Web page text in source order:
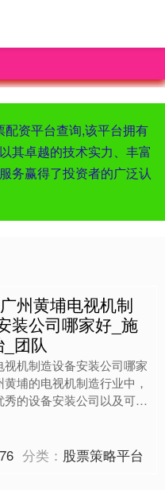
资平台查询,该平台拥有
其卓越的技术实力、丰富
务赢得了投资者的广泛认
州黄埔电视机制
装公司哪家好_施
团队
视机制造设备安装公司哪家
埔的电视机制造行业中，
秀的设备安装公司以及可靠
并不容易。 一、设备安
的重要性 电....
分类： 股票策略平台